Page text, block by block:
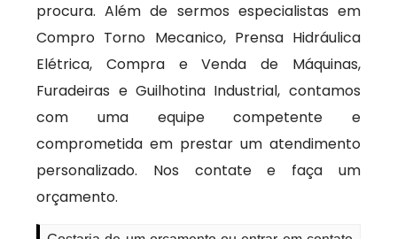
procura. Além de sermos especialistas em
Compro Torno Mecanico, Prensa Hidráulica
Elétrica, Compra e Venda de Máquinas,
Furadeiras e Guilhotina Industrial, contamos
com uma equipe competente e
comprometida em prestar um atendimento
personalizado. Nos contate e faça um
orçamento.